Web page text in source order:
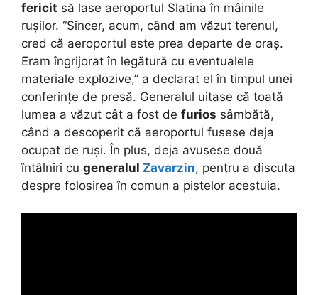
fericit să lase aeroportul Slatina în mâinile
rușilor. “Sincer, acum, când am văzut terenul,
cred că aeroportul este prea departe de oraș.
Eram îngrijorat în legătură cu eventualele
materiale explozive,” a declarat el în timpul unei
conferințe de presă. Generalul uitase că toată
lumea a văzut cât a fost de furios sâmbătă,
când a descoperit că aeroportul fusese deja
ocupat de ruși. În plus, deja avusese două
întâlniri cu generalul Zavarzin, pentru a discuta
despre folosirea în comun a pistelor acestuia.